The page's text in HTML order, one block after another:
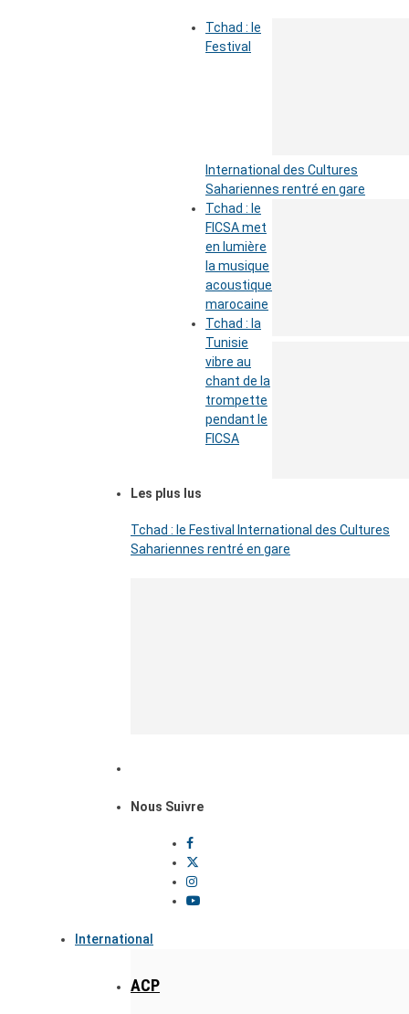
Tchad : le
Festival
International des Cultures
Sahariennes rentré en gare
Tchad : le
FICSA met
en lumière
la musique
acoustique
marocaine
Tchad : la
Tunisie
vibre au
chant de la
trompette
pendant le
FICSA
Les plus lus
Tchad : le Festival International des Cultures
Sahariennes rentré en gare
Nous Suivre
International
ACP